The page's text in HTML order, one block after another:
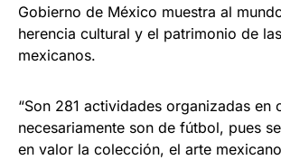
Gobierno de México muestra al
herencia cultural y el patrimonio de
mexicanos.
“Son 281 actividades organizadas en
necesariamente son de fútbol, pues
en valor la colección, el arte